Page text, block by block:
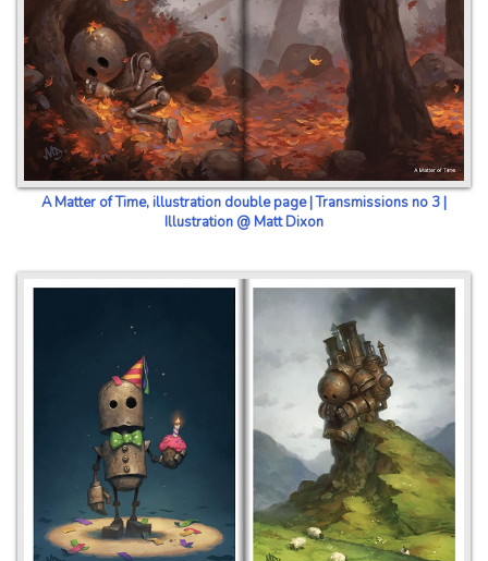
A Matter of Time, illustration double page | Transmissions no 3 |
Illustration @ Matt Dixon